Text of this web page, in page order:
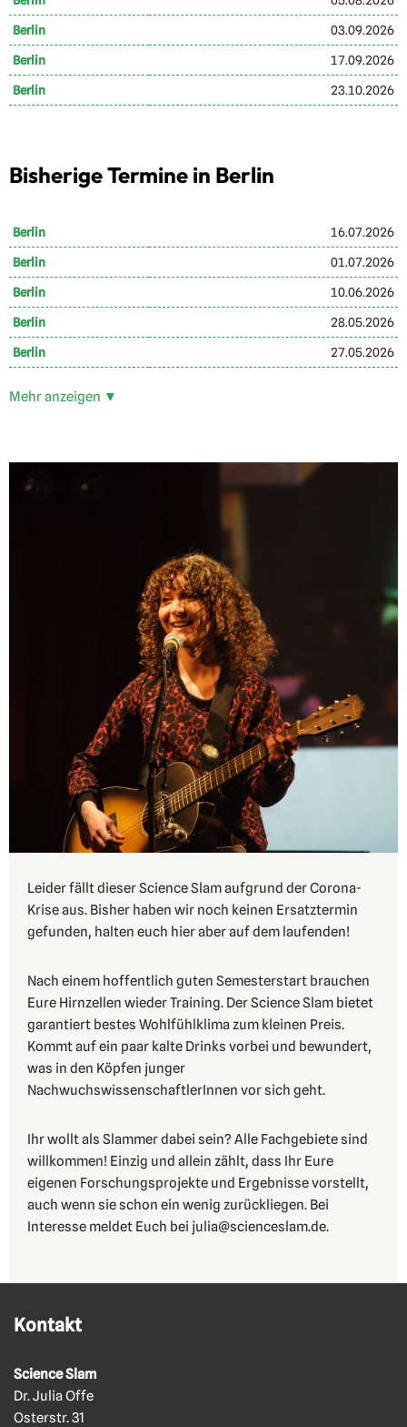
Leider fällt dieser Science Slam aufgrund der Corona-
Krise aus. Bisher haben wir noch keinen Ersatztermin
gefunden, halten euch hier aber auf dem laufenden!
Nach einem hoffentlich guten Semesterstart brauchen
Eure Hirnzellen wieder Training. Der Science Slam bietet
garantiert bestes Wohlfühlklima zum kleinen Preis.
Kommt auf ein paar kalte Drinks vorbei und bewundert,
was in den Köpfen junger
NachwuchswissenschaftlerInnen vor sich geht.
Ihr wollt als Slammer dabei sein? Alle Fachgebiete sind
willkommen! Einzig und allein zählt, dass Ihr Eure
eigenen Forschungsprojekte und Ergebnisse vorstellt,
auch wenn sie schon ein wenig zurückliegen. Bei
Interesse meldet Euch bei julia@scienceslam.de.
Berlin 03.09.2026
Berlin 17.09.2026
Berlin 23.10.2026
Bisherige Termine in Berlin
Berlin 16.07.2026
Berlin 01.07.2026
Berlin 10.06.2026
Berlin 28.05.2026
Berlin 27.05.2026
Mehr anzeigen ▼
Kontakt
Science Slam
Dr. Julia Offe
Osterstr. 31